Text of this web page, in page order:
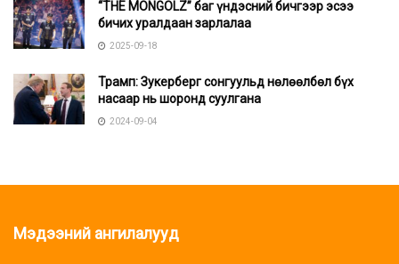
“THE MONGOLZ” баг үндэсний бичгээр эсээ
бичих уралдаан зарлалаа
2025-09-18
Трамп: Зукерберг сонгуульд нөлөөлбөл бүх
насаар нь шоронд суулгана
2024-09-04
Мэдээний ангилалууд